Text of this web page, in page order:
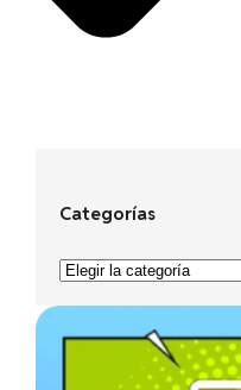
Categorías